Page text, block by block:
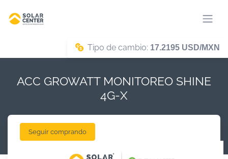
Tipo de cambio: 17.2195 USD/MXN
ACC GROWATT MONITOREO SHINE
4G-X
Seguir comprando